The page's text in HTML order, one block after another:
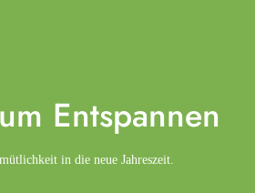
Entspannen
in die neue Jahreszeit.